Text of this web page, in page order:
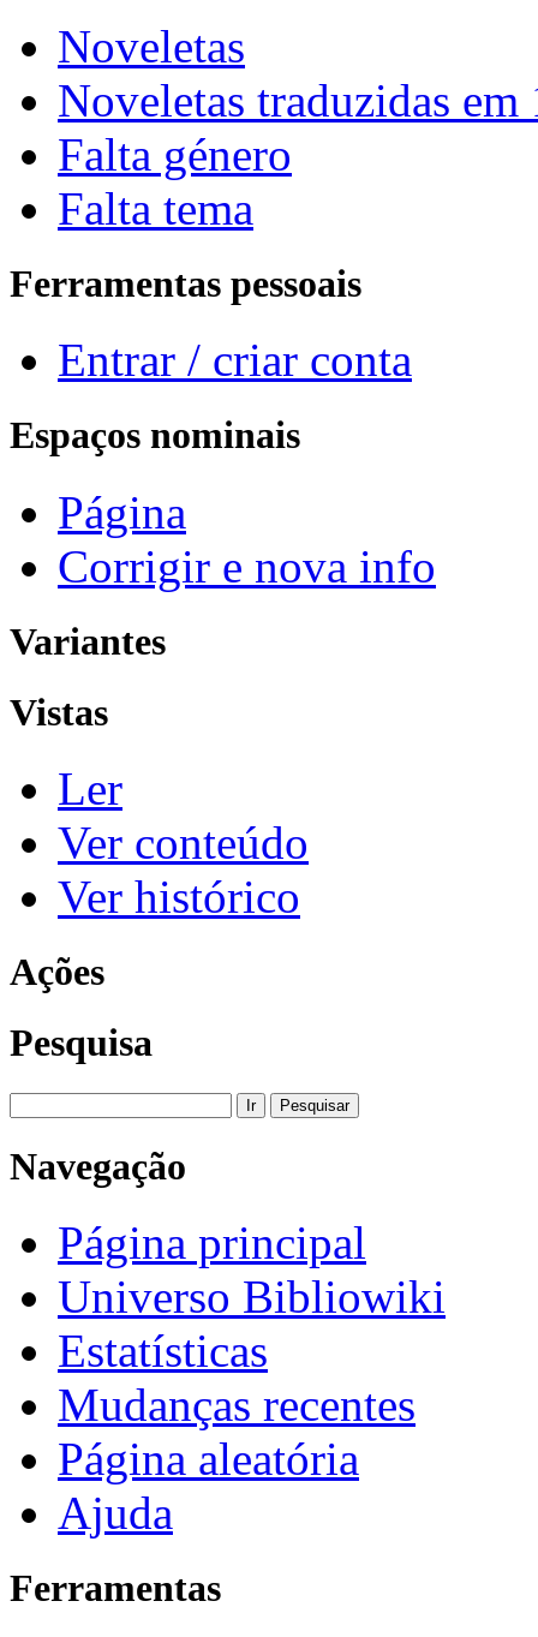
Noveletas
Noveletas traduzidas em
Falta género
Falta tema
Ferramentas pessoais
Entrar / criar conta
Espaços nominais
Página
Corrigir e nova info
Variantes
Vistas
Ler
Ver conteúdo
Ver histórico
Ações
Pesquisa
Navegação
Página principal
Universo Bibliowiki
Estatísticas
Mudanças recentes
Página aleatória
Ajuda
Ferramentas